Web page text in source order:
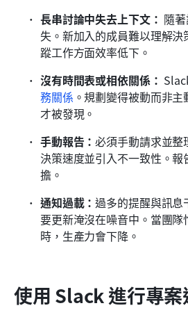
長串討論中失去上下文： 隨
失。新加入的成員難以理解
蹤工作方面效率低下。
沒有時間表或相依關係：
務關係 。規劃變得被動而非
才被發現。
手動報告：必須手動請求並整
決策速度並引入不一致性。報
擔。
通知過載：過多的提醒與訊息
要更新淹沒在噪音中。當團
時，生產力會下降。
使用 Slack 進行專